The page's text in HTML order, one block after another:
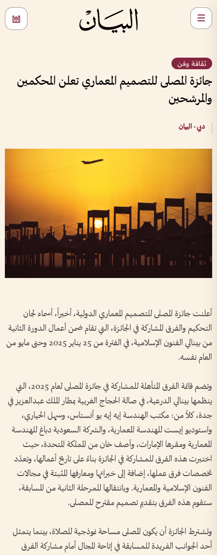
ثقافة وفن
جائزة المصلى للتصميم المعماري تعلن المحكمين
والمرشحين
دبي - البيان
أعلنت جائزة المصلى للتصميم المعماري الدولية، أخيراً، أسماء لجان
التحكيم والفرق المشاركة في الجائزة، التي تقام ضمن أعمال الدورة الثانية
من بينالي الفنون الإسلامية، في الفترة من 25 يناير 2025 وحتى مايو من
العام نفسه.
وتضم قائمة الفرق المتأهلة للمشاركة في جائزة المصلى لعام 2025، التي
ينظمها بينالي الدرعية، في صالة الحجاج الغربية بمطار الملك عبدالعزيز في
جدة، كلاً من: مكتب الهندسة إيه إيه يو أنستاس، وسهل الحياري،
واستوديو إيست للهندسة المعمارية، والشركة السعودية دباغ للهندسة
المعمارية ومقرها الإمارات، وآصف خان من المملكة المتحدة، حيث
اختيرت هذه الفرق للمشاركة في الجائزة بناءً على تاريخ أعمالها، وتعدّد
تخصصات فرق عملها، إضافة إلى خبراتها ومعارفها المثبتة في مجالات
الفنون الإسلامية والمعمارية. وبانتقالها للمرحلة الثانية من المسابقة،
ستقوم هذه الفرق بتقديم تصميم مقترح للمصلى.
وتشترط الجائزة أن يكون المصلى مساحة نموذجية للصلاة، بينما يتمثل
أحد الجوانب الفريدة للمسابقة في إتاحة المجال أمام مشاركة الفرق